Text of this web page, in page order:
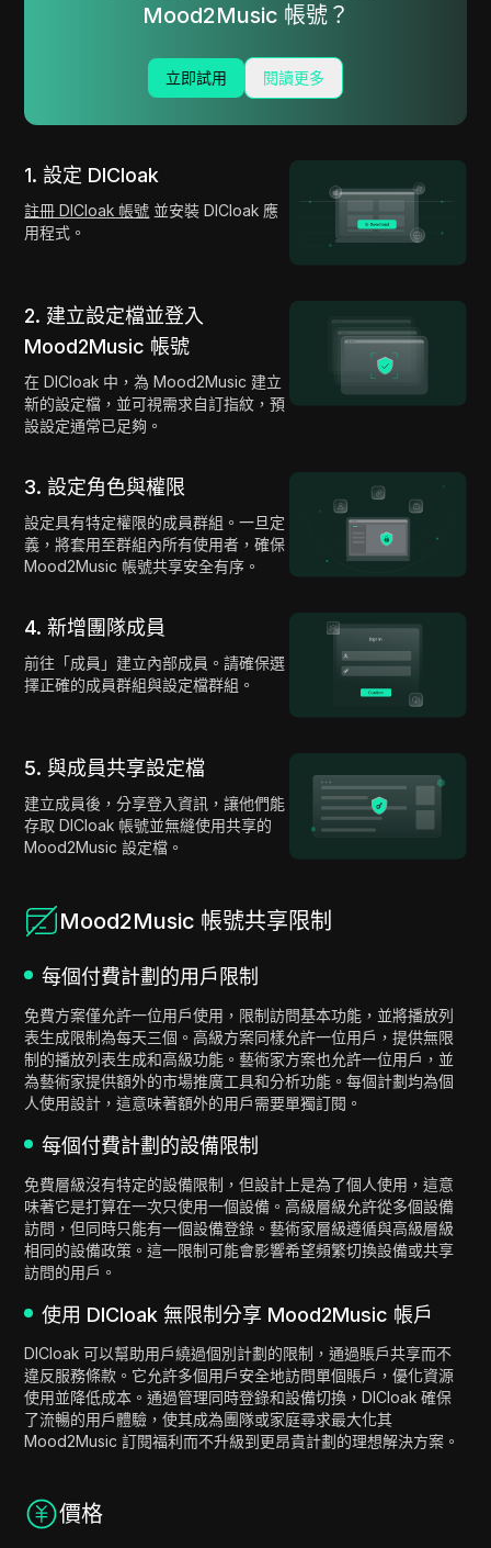
Mood2Music 帳號？
立即試用 閱讀更多
1. 設定 DICloak
註冊 DICloak 帳號 並安裝 DICloak 應
用程式。
2. 建立設定檔並登入
Mood2Music 帳號
在 DICloak 中，為 Mood2Music 建立
新的設定檔，並可視需求自訂指紋，預
設設定通常已足夠。
3. 設定角色與權限
設定具有特定權限的成員群組。一旦定
義，將套用至群組內所有使用者，確保
Mood2Music 帳號共享安全有序。
4. 新增團隊成員
前往「成員」建立內部成員。請確保選
擇正確的成員群組與設定檔群組。
5. 與成員共享設定檔
建立成員後，分享登入資訊，讓他們能
存取 DICloak 帳號並無縫使用共享的
Mood2Music 設定檔。
Mood2Music 帳號共享限制
每個付費計劃的用戶限制
免費方案僅允許一位用戶使用，限制訪問基本功能，並將播放列
表生成限制為每天三個。高級方案同樣允許一位用戶，提供無限
制的播放列表生成和高級功能。藝術家方案也允許一位用戶，並
為藝術家提供額外的市場推廣工具和分析功能。每個計劃均為個
人使用設計，這意味著額外的用戶需要單獨訂閱。
每個付費計劃的設備限制
免費層級沒有特定的設備限制，但設計上是為了個人使用，這意
味著它是打算在一次只使用一個設備。高級層級允許從多個設備
訪問，但同時只能有一個設備登錄。藝術家層級遵循與高級層級
相同的設備政策。這一限制可能會影響希望頻繁切換設備或共享
訪問的用戶。
使用 DICloak 無限制分享 Mood2Music 帳戶
DICloak 可以幫助用戶繞過個別計劃的限制，通過賬戶共享而不
違反服務條款。它允許多個用戶安全地訪問單個賬戶，優化資源
使用並降低成本。通過管理同時登錄和設備切換，DICloak 確保
了流暢的用戶體驗，使其成為團隊或家庭尋求最大化其
Mood2Music 訂閱福利而不升級到更昂貴計劃的理想解決方案。
價格